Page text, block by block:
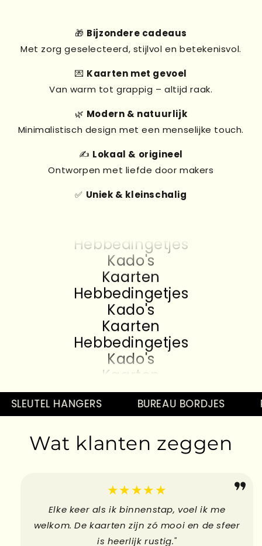
🎁 Bijzondere cadeaus
Met zorg geselecteerd, stijlvol en betekenisvol.
💌 Kaarten met gevoel
Van warm tot grappig – altijd raak.
🌿 Modern & natuurlijk
Minimalistisch design met een menselijke touch.
✍️ Lokaal & origineel
Ontworpen met liefde door makers
✅ Uniek & kleinschalig
Hebbedingetjes
Kado's
Kaarten
Hebbedingetjes
Kado's
Kaarten
Hebbedingetjes
Kado's
Kaarten
Hebbedingetjes
Kado's
Kaarten
Hebbedingetjes
Kado's
Hebbedingetjes
SLEUTEL HANGERS BUREAU BORDJES
Wat klanten zeggen
★★★★★
Elke keer als ik binnenstap, voel ik me
welkom. De kaarten zijn zó mooi en de sfeer
is heerlijk rustig."